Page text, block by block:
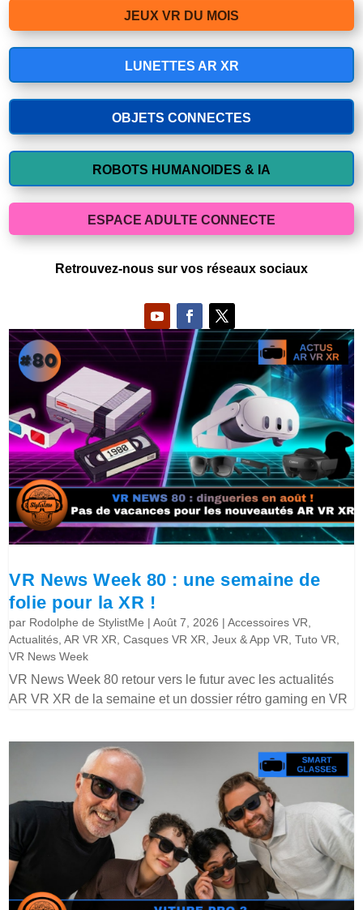
JEUX VR DU MOIS
LUNETTES AR XR
OBJETS CONNECTES
ROBOTS HUMANOIDES & IA
ESPACE ADULTE CONNECTE
Retrouvez-nous sur vos réseaux sociaux
VR News Week 80 : une semaine de
folie pour la XR !
par Rodolphe de StylistMe |Août 7, 2026 |Accessoires VR
Actualités ,AR VR XR ,Casques VR XR ,Jeux & App VR ,Tuto VR
VR News Week
VR News Week 80 retour vers le futur avec les actualités
AR VR XR de la semaine et un dossier rétro gaming en VR